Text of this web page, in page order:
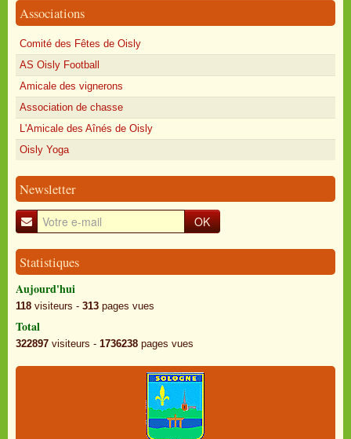
Associations
Comité des Fêtes de Oisly
AS Oisly Football
Amicale des vignerons
Association de chasse
L'Amicale des Aînés de Oisly
Oisly Yoga
Newsletter
OK
Statistiques
Aujourd'hui
118 visiteurs - 313 pages vues
Total
322897 visiteurs - 1736238 pages vues